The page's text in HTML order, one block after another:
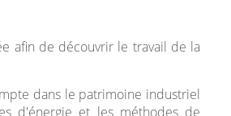
afin de découvrir le travail de la
dans le patrimoine industriel
d'énergie et les méthodes de